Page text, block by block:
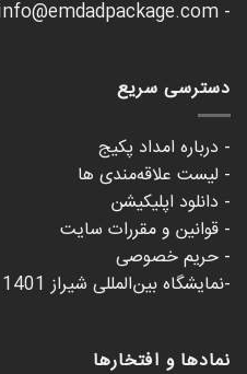
- info@emdadpackage.com
دسترسی سریع
- درباره امداد پکیج
- لیست علاقه‌مندی ها
- دانلود اپلیکیشن
- قوانین و مقررات سایت
- حریم خصوصی
-نمایشگاه بین‌المللی شیراز 1401
نمادها و افتخارها